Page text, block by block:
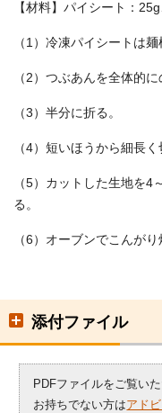
【材料】パイシート：
（1）冷凍パイシートは麺
（2）つぶあんを全体的に
（3）半分に折る。
（4）短いほうから細長く
（5）カットした生地を
る。
（6）オーブンでこんが
添付ファイル
PDFファイルをご覧い
お持ちでない方はアド